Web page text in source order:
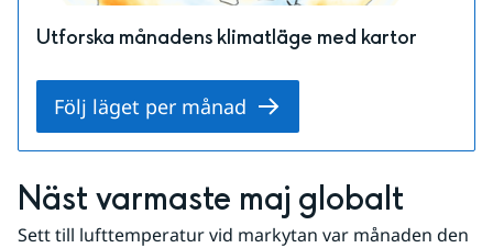
Utforska månadens klimatläge med kartor
Följ läget per månad
Näst varmaste maj globalt
Sett till lufttemperatur vid markytan var månaden den